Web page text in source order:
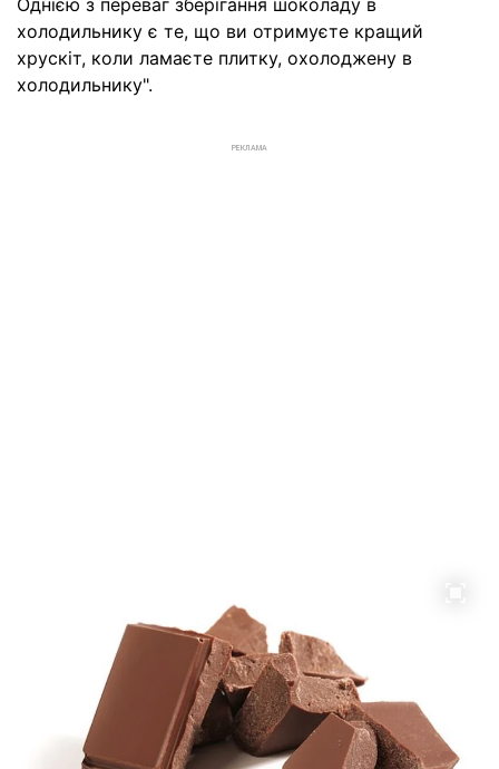
Однією з переваг зберігання шоколаду в
холодильнику є те, що ви отримуєте кращий
хрускіт, коли ламаєте плитку, охолоджену в
холодильнику".
РЕКЛАМА